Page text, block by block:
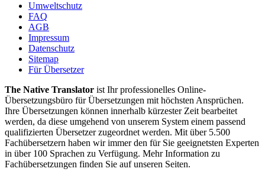
Umweltschutz
FAQ
AGB
Impressum
Datenschutz
Sitemap
Für Übersetzer
The Native Translator ist Ihr professionelles Online-
Übersetzungsbüro für Übersetzungen mit höchsten Ansprüchen.
Ihre Übersetzungen können innerhalb kürzester Zeit bearbeitet
werden, da diese umgehend von unserem System einem passend
qualifizierten Übersetzer zugeordnet werden. Mit über 5.500
Fachübersetzern haben wir immer den für Sie geeignetsten Experten
in über 100 Sprachen zu Verfügung. Mehr Information zu
Fachübersetzungen finden Sie auf unseren Seiten.